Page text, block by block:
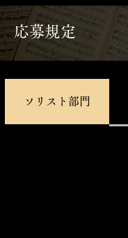
応募規定
ソリスト部門